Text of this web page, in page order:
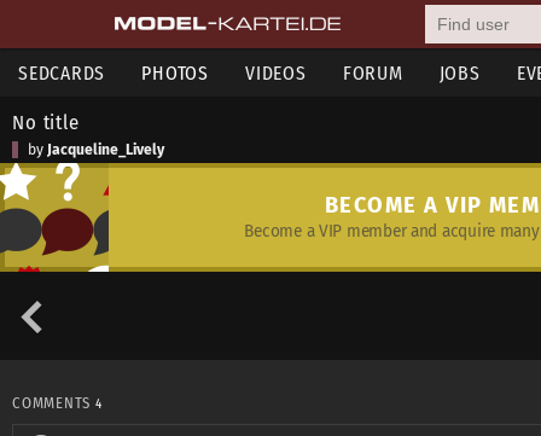
SEDCARDS PHOTOS VIDEOS FORUM JOBS
No title
by Jacqueline_Lively
BECOME A VIP
Become a VIP member and acquire
COMMENTS 4